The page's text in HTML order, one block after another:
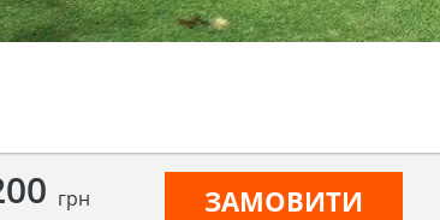
грн ЗАМОВИТИ